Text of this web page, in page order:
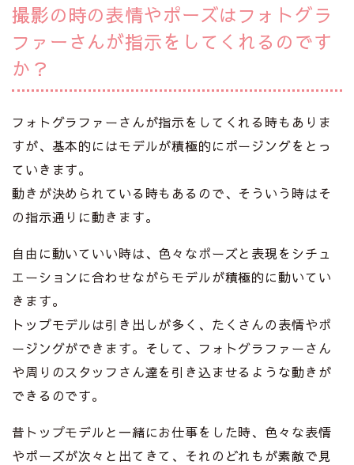
撮影の時の表情やポーズはフォトグラ
ファーさんが指示をしてくれるのです
か？
フォトグラファーさんが指示をしてくれる時もありま
すが、基本的にはモデルが積極的にポージングをとっ
ていきます。
動きが決められている時もあるので、そういう時はそ
の指示通りに動きます。
自由に動いていい時は、色々なポーズと表現をシチュ
エーションに合わせながらモデルが積極的に動いてい
きます。
トップモデルは引き出しが多く、たくさんの表情やポ
ージングができます。そして、フォトグラファーさん
や周りのスタッフさん達を引き込ませるような動きが
できるのです。
昔トップモデルと一緒にお仕事をした時、色々な表情
やポーズが次々と出てきて、それのどれもが素敵で見